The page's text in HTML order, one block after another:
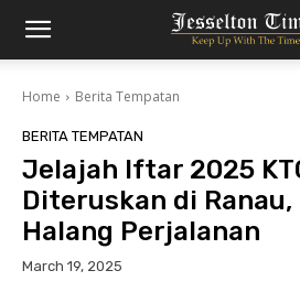
Home Berita Tempatan
BERITA TEMPATAN
Jelajah Iftar 2025
Diteruskan di
Halang Perjalanan
March 19, 2025